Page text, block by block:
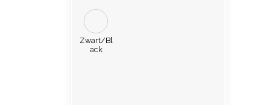
Zwart/Bl
ack